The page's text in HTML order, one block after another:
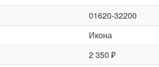
01620-32200
Икона
2 350 ₽